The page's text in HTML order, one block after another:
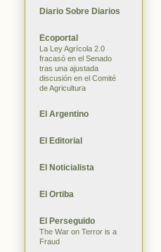
Diario Sobre Diarios
Ecoportal
La Ley Agrícola 2.0
fracasó en el Senado
tras una ajustada
discusión en el Comité
de Agricultura
El Argentino
El Editorial
El Noticialista
El Ortiba
El Perseguido
The War on Terror is a
Fraud